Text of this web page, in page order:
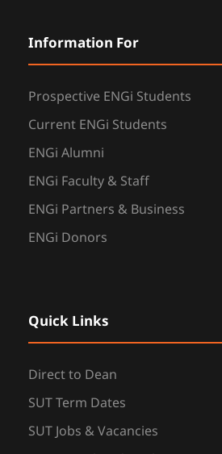
Information For
Prospective ENGi Students
Current ENGi Students
ENGi Alumni
ENGi Faculty & Staff
ENGi Partners & Business
ENGi Donors
Quick Links
Direct to Dean
SUT Term Dates
SUT Jobs & Vacancies